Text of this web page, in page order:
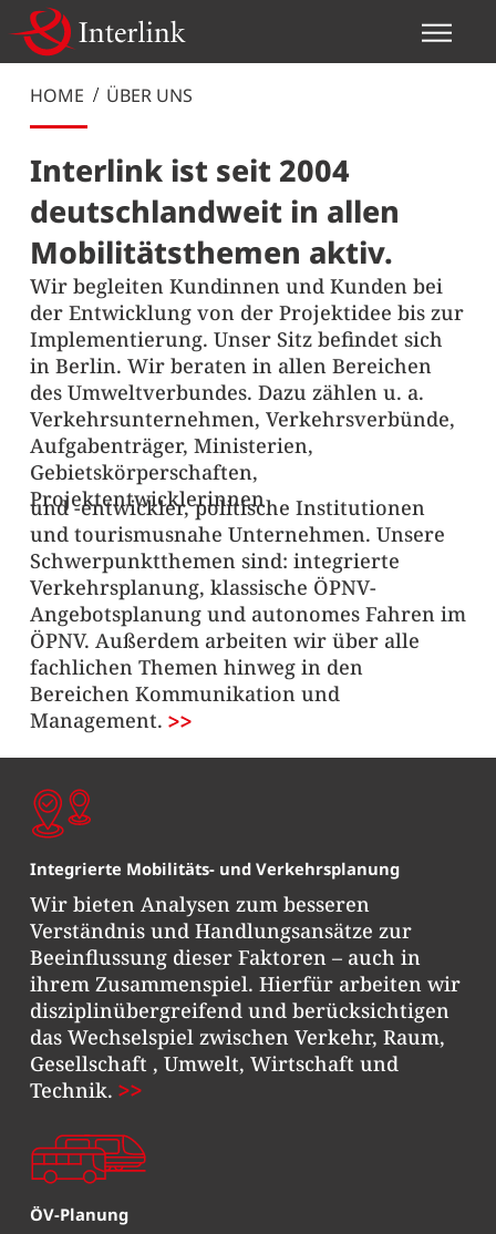
Autonomes
Fahren
Integrierte
Mobilitäts- und
Verkehrsplanung
ÖV-Planung
Über uns
Kommunikation
und Management
HOME ÜBER UNS
Interlink ist seit 2004
deutschlandweit in allen
Mobilitätsthemen aktiv.
Wir begleiten Kundinnen und Kunden bei
der Entwicklung von der Projektidee bis zur
Implementierung. Unser Sitz befindet sich
in Berlin. Wir beraten in allen Bereichen
des Umweltverbundes. Dazu zählen u. a.
Verkehrsunternehmen, Verkehrsverbünde,
Aufgabenträger, Ministerien,
Gebietskörperschaften,
Projektentwicklerinnen
und -entwickler, politische Institutionen
und tourismusnahe Unternehmen. Unsere
Schwerpunktthemen sind: integrierte
Verkehrsplanung, klassische ÖPNV-
Angebotsplanung und autonomes Fahren im
ÖPNV. Außerdem arbeiten wir über alle
fachlichen Themen hinweg in den
Bereichen Kommunikation und
Management.
Integrierte Mobilitäts- und Verkehrsplanung
Wir bieten Analysen zum besseren
Verständnis und Handlungsansätze zur
Beeinflussung dieser Faktoren – auch in
ihrem Zusammenspiel. Hierfür arbeiten wir
disziplinübergreifend und berücksichtigen
das Wechselspiel zwischen Verkehr, Raum,
Gesellschaft , Umwelt, Wirtschaft und
Technik.
ÖV-Planung